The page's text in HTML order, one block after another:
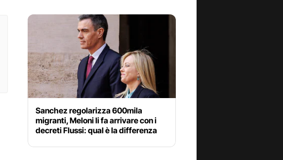
Sanchez regolarizza 600mila
migranti, Meloni li fa arrivare con i
decreti Flussi: qual è la differenza